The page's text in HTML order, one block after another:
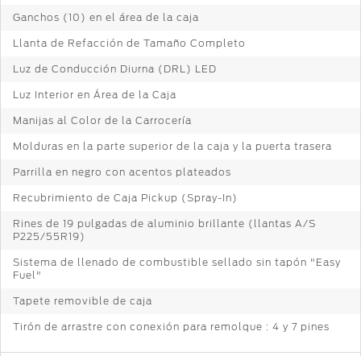
Ganchos (10) en el área de la caja
Llanta de Refacción de Tamaño Completo
Luz de Conducción Diurna (DRL) LED
Luz Interior en Área de la Caja
Manijas al Color de la Carrocería
Molduras en la parte superior de la caja y la puerta trasera
Parrilla en negro con acentos plateados
Recubrimiento de Caja Pickup (Spray-In)
Rines de 19 pulgadas de aluminio brillante (llantas A/S
P225/55R19)
Sistema de llenado de combustible sellado sin tapón "Easy
Fuel"
Tapete removible de caja
Tirón de arrastre con conexión para remolque : 4 y 7 pines